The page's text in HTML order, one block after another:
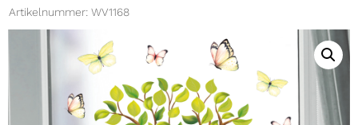
Artikelnummer: WV1168